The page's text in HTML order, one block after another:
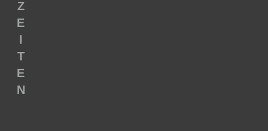
Z
E
I
T
E
N